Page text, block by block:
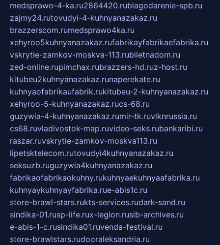
medsprawo-4-ka.ru2864420.rublagodarenie-spb.ru
zajmy24.rutovudyi-4-kuhnyanazakaz.ru
brazzerscom.rumedsprawo4ka.ru
xehyroo5kuhnyanazakaz.rufabrikayfabrikaefabrika.ru
vskrytie-zamkov-moskva-113.rubiletnadom.ru
zed-online.rupimchax.rubrazzers-hd.ruz-host.ru
kitubeu2kuhnyanazakaz.runaperekate.ru
kuhnyaofabrikaufabrik.rukitubeu-2-kuhnyanazakaz.ru
xehyroo-5-kuhnyanazakaz.rucs-68.ru
guzywia-4-kuhnyanazakaz.rumir-tk.ruvlknrussia.ru
cs68.ruvladivostok-map.ruvideo-seks.rubankaribi.ru
raszar.ruvskrytie-zamkov-moskva113.ru
lipetsktelecom.rutovudyi4kuhnyanazakaz.ru
seksuzb.ruguzywia4kuhnyanazakaz.ru
fabrikaofabrikaokuhny.rukuhnyaekuhnyaafabrika.ru
kuhnyaykuhnyayfabrika.rue-abis1c.ru
store-brawl-stars.rukts-services.rudark-sand.ru
sindika-01.rusp-life.rux-legion.rusib-archives.ru
e-abis-1-c.rusindika01.ruvenda-festival.ru
store-brawlstars.rudooraleksandria.ru